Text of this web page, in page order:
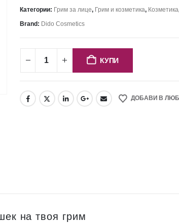
Категории: Грим за лице, Грим и козметика, Козметика
Brand: Dido Cosmetics
КУПИ
ДОБАВИ В
на твоя грим